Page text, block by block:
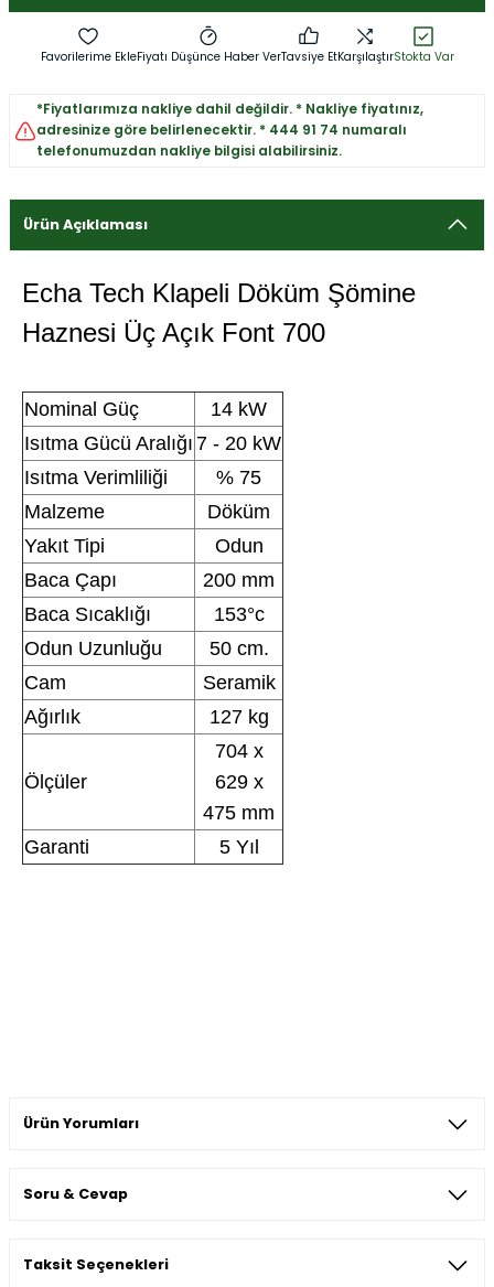
Fiyatı Düşünce Haber VerTavsiye EtKarşılaştırStokta Var
*Fiyatlarımıza nakliye dahil değildir. * Nakliye fiyatınız,
adresinize göre belirlenecektir. * 444 91 74 numaralı
telefonumuzdan nakliye bilgisi alabilirsiniz.
Ürün Açıklaması
Echa Tech Klapeli Döküm Şömine
Haznesi Üç Açık Font 700
Nominal Güç
14 kW
Isıtma Gücü Aralığı 7 - 20 kW
Isıtma Verimliliği
% 75
Malzeme
Döküm
Yakıt Tipi
Odun
Baca Çapı
200 mm
Baca Sıcaklığı
153°c
Odun Uzunluğu
50 cm.
Cam
Seramik
Ağırlık
127 kg
Ölçüler
704 x
629 x
475 mm
Garanti
5 Yıl
Ürün Yorumları
Soru & Cevap
Taksit Seçenekleri